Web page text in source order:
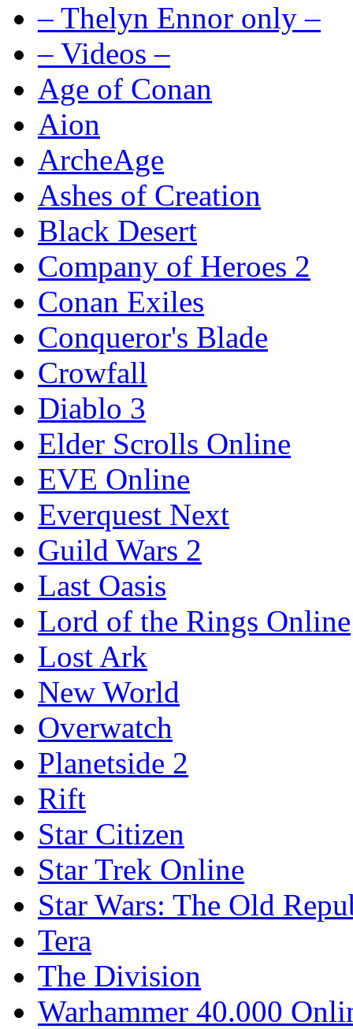
– Thelyn Ennor only –
– Videos –
Age of Conan
Aion
ArcheAge
Ashes of Creation
Black Desert
Company of Heroes 2
Conan Exiles
Conqueror's Blade
Crowfall
Diablo 3
Elder Scrolls Online
EVE Online
Everquest Next
Guild Wars 2
Last Oasis
Lord of the Rings Online
Lost Ark
New World
Overwatch
Planetside 2
Rift
Star Citizen
Star Trek Online
Star Wars: The Old
Tera
The Division
Warhammer 40.000